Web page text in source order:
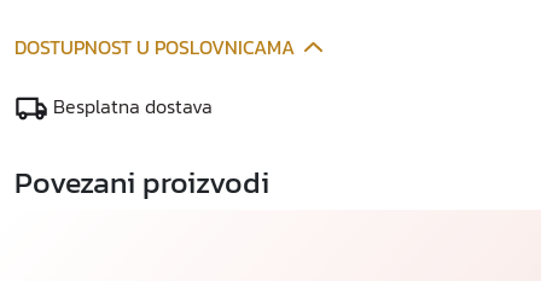
o
l
a
e
DOSTUPNOST U POSLOVNICAMA
Besplatna dostava
Povezani proizvodi